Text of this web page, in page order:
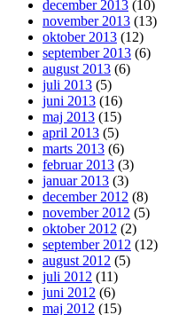
december 2013 (10)
november 2013 (13)
oktober 2013 (12)
september 2013 (6)
august 2013 (6)
juli 2013 (5)
juni 2013 (16)
maj 2013 (15)
april 2013 (5)
marts 2013 (6)
februar 2013 (3)
januar 2013 (3)
december 2012 (8)
november 2012 (5)
oktober 2012 (2)
september 2012 (12)
august 2012 (5)
juli 2012 (11)
juni 2012 (6)
maj 2012 (15)